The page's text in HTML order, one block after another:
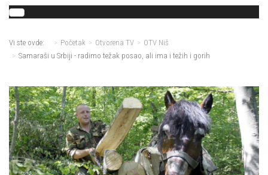
Vi ste ovde: Početak Otvorena TV
OTV Niš
Samaraši u Srbiji - radimo težak posao, ali ima i težih i gorih